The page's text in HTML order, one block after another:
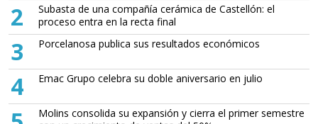
2
Subasta de una compañía cerámica de Castellón: el
proceso entra en la recta final
3 Porcelanosa publica sus resultados económicos
4 Emac Grupo celebra su doble aniversario en julio
Molins consolida su expansión y cierra el primer semestre